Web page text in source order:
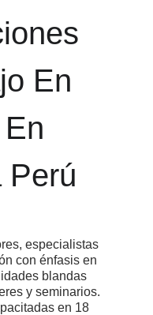
En
Perú
especialistas
con énfasis en
blandas
y seminarios.
en 18